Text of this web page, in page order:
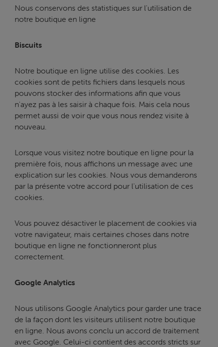
Nous conservons des statistiques sur l'utilisation de
notre boutique en ligne
Biscuits
Notre boutique en ligne utilise des cookies. Les
cookies sont de petits fichiers dans lesquels nous
pouvons stocker des informations afin que vous
n'ayez pas à les saisir à chaque fois. Mais cela nous
permet aussi de voir que vous nous rendez visite à
nouveau.
Lorsque vous visitez notre boutique en ligne pour la
première fois, nous affichons un message avec une
explication sur les cookies. Nous vous demanderons
par la présente votre accord pour l'utilisation de ces
cookies.
Vous pouvez désactiver le placement de cookies via
votre navigateur, mais certaines choses dans notre
boutique en ligne ne fonctionneront plus
correctement.
Google Analytics
Nous utilisons Google Analytics pour garder une trace
de la façon dont les visiteurs utilisent notre boutique
en ligne. Nous avons conclu un accord de traitement
avec Google. Celui-ci contient des accords stricts sur